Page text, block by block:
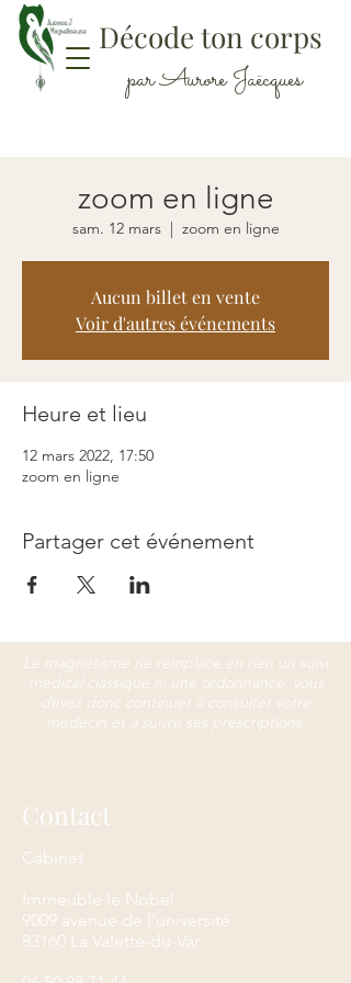
Décode ton corps
par Aurore Jaëcques
zoom en ligne
sam. 12 mars
  |
zoom en ligne
Aucun billet en vente
Voir d'autres événements
Heure et lieu
12 mars 2022, 17:50
zoom en ligne
Partager cet événement
Le magnétisme ne remplace en rien un suivi
médical classique ni une ordonnance, vous
devez donc continuer à consulter votre
médecin et à suivre ses prescriptions.
Contact
Cabinet
Immeuble le Nobel
9009 avenue de l'université
83160 La Valette-du-Var